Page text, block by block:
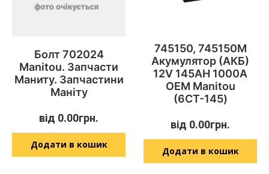
Болт 702024
Manitou. Запчасти
Маниту. Запчастини
Маніту
від 0.00грн.
Додати в кошик
745150, 745150M
Акумулятор (АКБ)
12V 145AH 1000A
OEM Manitou
(6СТ-145)
від 0.00грн.
Додати в кошик